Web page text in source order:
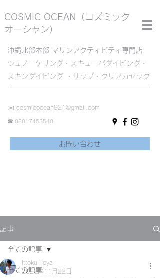
COSMIC OCEAN
（コズミック
オーシャン）
沖縄北部本部 マリンアクティビティ専門店
シュノーケリング・スキューバダイビング・
スキンダイビング ・サップ・クリアカヤック
✉️ cosmicocean921@gmail.com
☎︎ 08017453540
お問い合わせ
記事
全ての記事
全ての記事
Ittoku Toya
2020年11月22日